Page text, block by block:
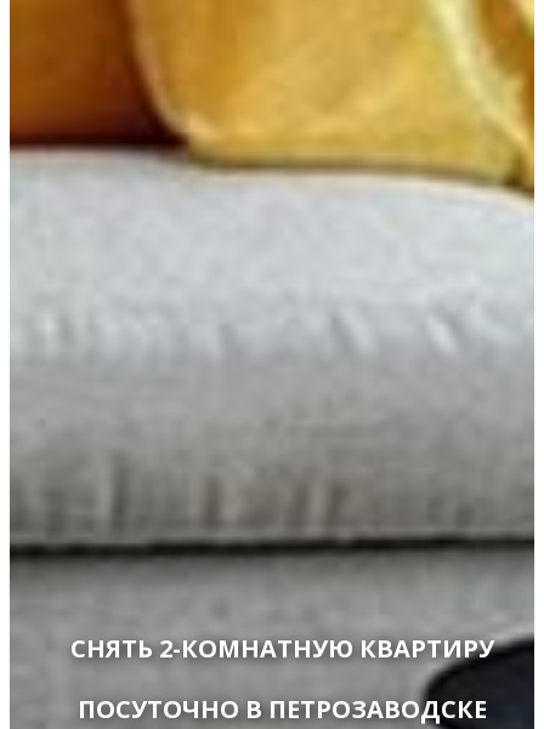
СНЯТЬ 2-КОМНАТНУЮ КВАРТИРУ
ПОСУТОЧНО В ПЕТРОЗАВОДСКЕ